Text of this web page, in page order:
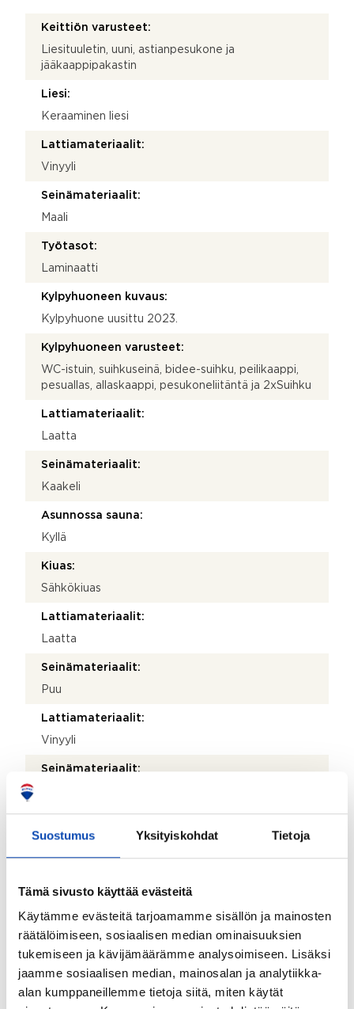
Suostumus Yksityiskohdat Tietoja
Tämä sivusto käyttää evästeitä
Käytämme evästeitä tarjoamamme sisällön ja mainosten
räätälöimiseen, sosiaalisen median ominaisuuksien
tukemiseen ja kävijämäärämme analysoimiseen. Lisäksi
jaamme sosiaalisen median, mainosalan ja analytiikka-
alan kumppaneillemme tietoja siitä, miten käytät
Keittiön varusteet:
Liesituuletin, uuni, astianpesukone ja
jääkaappipakastin
Liesi:
Keraaminen liesi
Lattiamateriaalit:
Vinyyli
Seinämateriaalit:
Maali
Työtasot:
Laminaatti
Kylpyhuoneen kuvaus:
Kylpyhuone uusittu 2023.
Kylpyhuoneen varusteet:
WC-istuin, suihkuseinä, bidee-suihku, peilikaappi,
pesuallas, allaskaappi, pesukoneliitäntä ja 2xSuihku
Lattiamateriaalit:
Laatta
Seinämateriaalit:
Kaakeli
Asunnossa sauna:
Kyllä
Kiuas:
Sähkökiuas
Lattiamateriaalit:
Laatta
Seinämateriaalit:
Puu
Lattiamateriaalit:
Vinyyli
Seinämateriaalit:
2
Laminaatti
Seinämateriaalit:
Takkatiedot:
Ei takkaa